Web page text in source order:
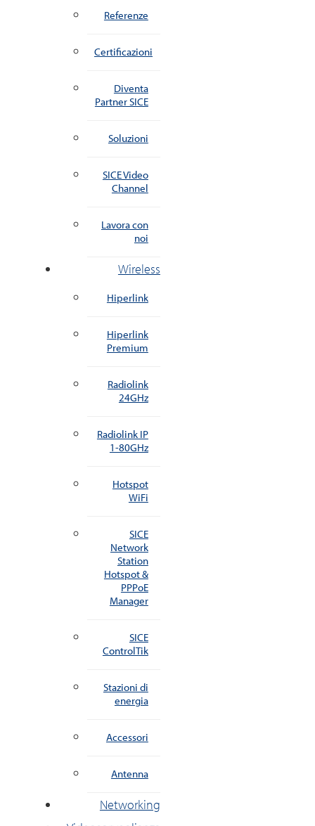
Referenze
Certificazioni
Diventa
Partner SICE
Soluzioni
SICE Video
Channel
Lavora con
noi
Wireless
Hiperlink
Hiperlink
Premium
Radiolink
24GHz
Radiolink IP
1-80GHz
Hotspot
WiFi
SICE
Network
Station
Hotspot &
PPPoE
Manager
SICE
ControlTik
Stazioni di
energia
Accessori
Antenna
Networking